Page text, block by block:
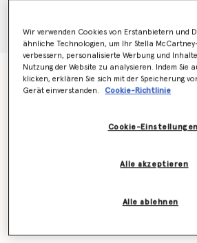
Shorts mit Gummizug und
Preis reduziert von
€90.00bis
€54.00
Wir verwenden Cookies von Erstanbietern und
ähnliche Technologien, um Ihr Stella
verbessern, personalisierte Werbung und
Nutzung der Website zu analysieren. Indem Sie
klicken, erklären Sie sich mit der Speicherung
Gerät einverstanden.
Cookie-Richtlinie
Cookie-Einstellungen
Alle ablehnen
Alle akzeptieren